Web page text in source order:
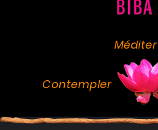
Méditer
Contempler